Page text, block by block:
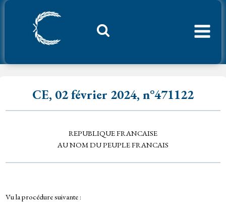
Aller
CE, 02 février 2024, n°471122
REPUBLIQUE FRANCAISE
AU NOM DU PEUPLE FRANCAIS
Vu la procédure suivante :